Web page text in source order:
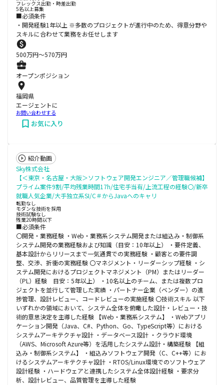
フレックス出勤・時差出勤
5名以上募集
■必須条件
・開発経験1年以上 ※多数のプロジェクトが進⾏中のため、得意分野や
スキルに合わせて業務をお任せします
500万円〜570万円
オープンポジション
福岡県
エージェントに
お問い合わせする
お気に入り
紹介動画
Sky株式会社
【＜東京・名古屋・大阪＞ソフトウェア開発エンジニア／管理職候補】
プライム案件9割/平均残業時間17h/住宅手当有/上流工程の経験〇/新卒
就職人気企業/大手独立系SI/C＃からJavaへのキャリ
転勤なし
モダンな技術を採用
技術試験なし
残業20時間以下
■必須条件
〇開発・業務経験 ・Web・業務系システム開発または組込み・制御系
システム開発の業務経験および知識（目安：10年以上） ・要件定義、
基本設計からリリースまで一気通貫での実務経験 ・顧客との要件調
整、交渉、折衝の実務経験 〇マネジメント・リーダーシップ経験 ・シ
ステム開発におけるプロジェクトマネジメント（PM）またはリーダー
（PL）経験 目安：5年以上） ・10名以上のチーム、または複数プロ
ジェクトを並行して管理した実績 ・パートナー企業（ベンダー）の進
捗管理、設計レビュー、コードレビューの実施経験 〇技術スキル 以下
いずれかの領域において、システム全体を俯瞰した設計・レビュー・技
術的意思決定を主導した経験 【Web・業務系システム】 ・Webアプリ
ケーション開発（Java、C#、Python、Go、TypeScript等）における
システムアーキテクチャ設計 ・データベース設計 ・クラウド環境
（AWS、Microsoft Azure等）を活用したシステム設計・構築経験 【組
込み・制御系システム】 ・組込みソフトウェア開発（C、C++等）にお
けるシステムアーキテクチャ設計 ・RTOS/Linux環境でのソフトウェア
設計経験 ・ハードウェアと連携したシステム全体設計経験 ・要求分
析、設計レビュー、品質管理を主導した経験